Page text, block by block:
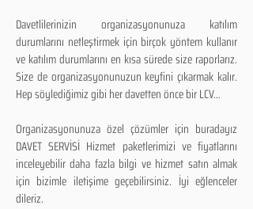
Davetlilerinizin organizasyonunuza katılım
durumlarını netleştirmek için birçok yöntem kullanır
ve katılım durumlarını en kısa sürede size raporlarız.
Size de organizasyonunuzun keyfini çıkarmak kalır.
Hep söylediğimiz gibi her davetten önce bir LCV...
Organizasyonunuza özel çözümler için buradayız
DAVET SERVİSİ Hizmet paketlerimizi ve fiyatlarını
inceleyebilir daha fazla bilgi ve hizmet satın almak
için bizimle iletişime geçebilirsiniz. İyi eğlenceler
dileriz.